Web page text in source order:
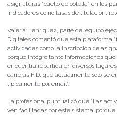
asignaturas “cuello de botella” en los
indicadores como tasas de titulación,
Valeria Henríquez, parte del equipo
Digitales comentó que esta plataforma
actividades como la inscripción de
porque integra tanto informaciones
encuentra repartida en diversos
carreras FID, que actualmente solo se
típicamente por email”.
La profesional puntualizó que “Las
ven facilitadas por este sistema,